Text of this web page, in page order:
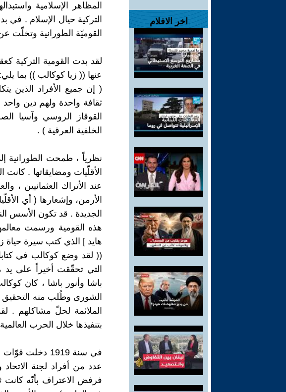
اخر الافلام
المظاهر الإسلامية
القوميّة الطورانية وتخلّت عن
لقد بدت القومية التركية
عنها (( زيا كوكالب )) بما يلي:
( إن جميع الأفراد الذين
ثقافة واحدة ولهم دين
القوقاز الروسي وآسيا
الخلفية العرقية ) .
نظرياً ، طمحت الطورانية
الأقلّيات ومضايقاتها . كانت
عند الأتراك العثمانيين
الأرمن، وإشعارها ( أي
الجديدة . قد تكون الأسس
هذه القومية ورسمت
هايد ] الذي كتب سيرة حياة
(( لقد وضع كوكالب في
التي تحقّقت أخيراً على
باشا وأنور باشا ، كان
الشورى وطُلب منه
الملائمة لحلّ مشاكلهم .
بتنفيذها خلال الحرب
في سنة 1919
عدد من أفراد لجنة
فرفض الاعتراف بأنّه كانت